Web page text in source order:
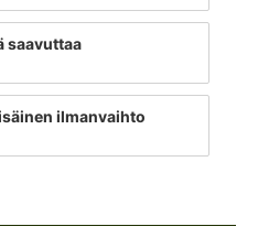
saavuttaa
ilmanvaihto